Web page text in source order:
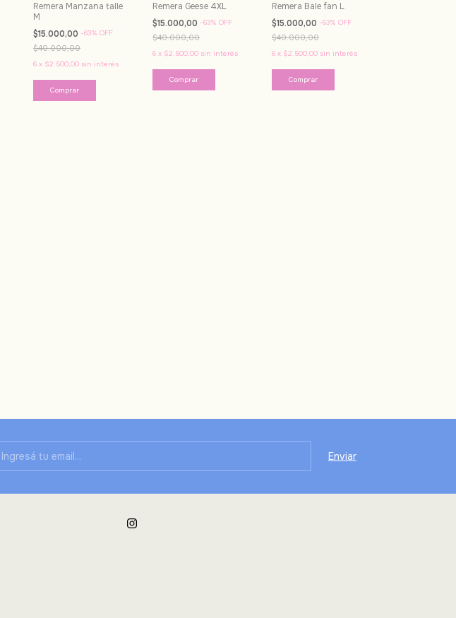
Remera Manzana talle
M
$15.000,00 -63% OFF
$40.000,00
6 x $2.500,00 sin interés
Remera Geese 4XL
$15.000,00 -63% OFF
$40.000,00
6 x $2.500,00 sin interés
Remera Bale fan L
$15.000,00 -63% OFF
$40.000,00
6 x $2.500,00 sin interés